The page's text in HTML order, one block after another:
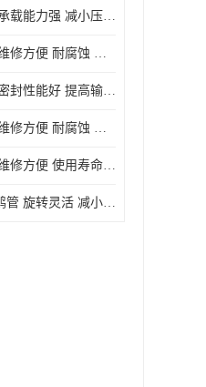
万向鹤管 承载能力强 减小压力损失
油气鹤管 维修方便 耐腐蚀 耐高温
乙烯鹤管 密封性能好 提高输送效率
下卸鹤管 维修方便 耐腐蚀 耐高温
槽车鹤管 维修方便 使用寿命较长
液下装车鹤管 旋转灵活 减小压力损失